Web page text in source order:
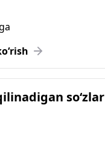
so‘zlar